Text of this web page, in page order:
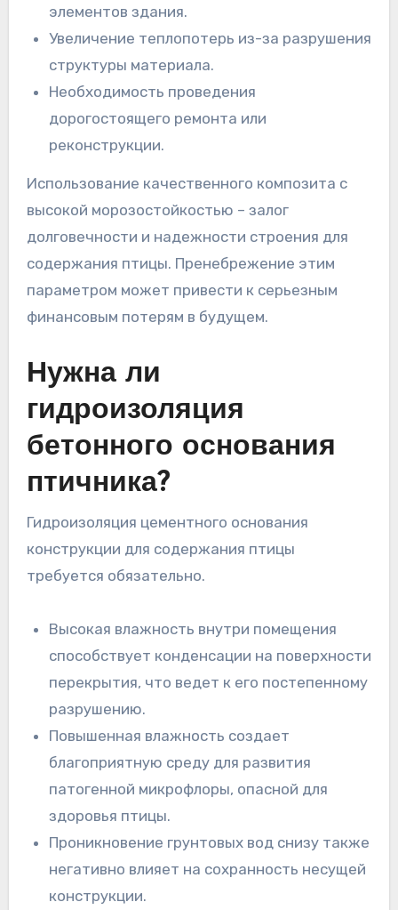
элементов здания.
Увеличение теплопотерь из-за разрушения
структуры материала.
Необходимость проведения
дорогостоящего ремонта или
реконструкции.
Использование качественного композита с
высокой морозостойкостью – залог
долговечности и надежности строения для
содержания птицы. Пренебрежение этим
параметром может привести к серьезным
финансовым потерям в будущем.
Нужна ли
гидроизоляция
бетонного основания
птичника?
Гидроизоляция цементного основания
конструкции для содержания птицы
требуется обязательно.
Высокая влажность внутри помещения
способствует конденсации на поверхности
перекрытия, что ведет к его постепенному
разрушению.
Повышенная влажность создает
благоприятную среду для развития
патогенной микрофлоры, опасной для
здоровья птицы.
Проникновение грунтовых вод снизу также
негативно влияет на сохранность несущей
конструкции.